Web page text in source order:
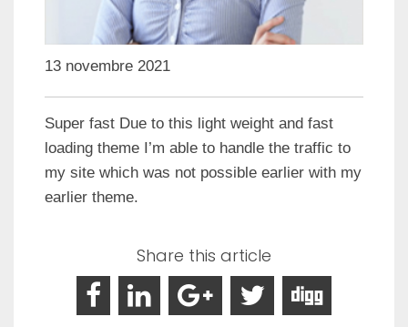
13 novembre 2021
Super fast Due to this light weight and fast
loading theme I’m able to handle the traffic to
my site which was not possible earlier with my
earlier theme.
Share this article